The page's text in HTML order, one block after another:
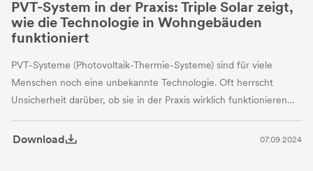
PVT-System in der Praxis: Triple Solar zeigt,
wie die Technologie in Wohngebäuden
funktioniert
PVT-Systeme (Photovoltaik-Thermie-Systeme) sind für viele
Menschen noch eine unbekannte Technologie. Oft herrscht
Unsicherheit darüber, ob sie in der Praxis wirklich funktionieren
und welche Vorteile sie bieten.
Download 07.09.2024